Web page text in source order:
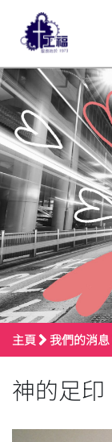
主頁 我們的消息
神的足印